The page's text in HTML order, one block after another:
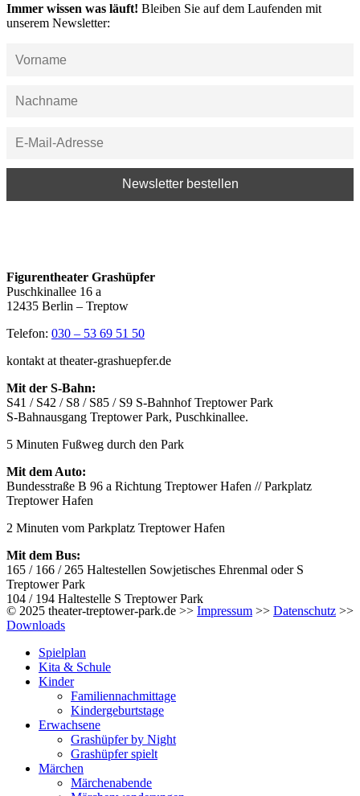
Immer wissen was läuft! Bleiben Sie auf dem Laufenden mit
unserem Newsletter:
Figurentheater Grashüpfer
Puschkinallee 16 a
12435 Berlin – Treptow
Telefon: 030 – 53 69 51 50
kontakt at theater-grashuepfer.de
Mit der S-Bahn:
S41 / S42 / S8 / S85 / S9 S-Bahnhof Treptower Park
S-Bahnausgang Treptower Park, Puschkinallee.
5 Minuten Fußweg durch den Park
Mit dem Auto:
Bundesstraße B 96 a Richtung Treptower Hafen // Parkplatz
Treptower Hafen
2 Minuten vom Parkplatz Treptower Hafen
Mit dem Bus:
165 / 166 / 265 Haltestellen Sowjetisches Ehrenmal oder S
Treptower Park
104 / 194 Haltestelle S Treptower Park
© 2025 theater-treptower-park.de >> Impressum >> Datenschutz >>
Downloads
Spielplan
Kita & Schule
Kinder
Familiennachmittage
Kindergeburtstage
Erwachsene
Grashüpfer by Night
Grashüpfer spielt
Märchen
Märchenabende